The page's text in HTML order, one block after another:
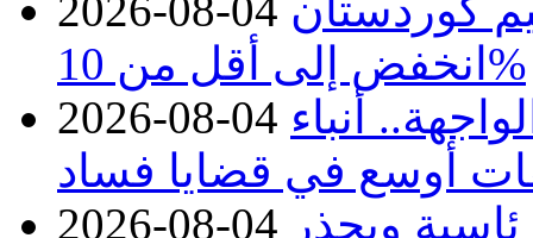
انخفض إلى أقل من 10%
2026-08-04 أنباء
أوسع في قضايا فساد
2026-08-04 ويحذر